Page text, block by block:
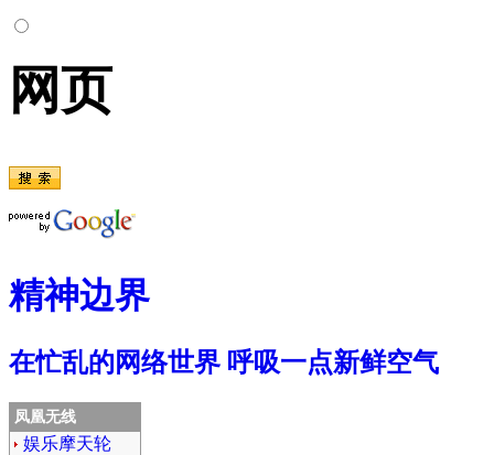
网页
精神边界
在忙乱的网络世界 呼吸一点新鲜空气
凤凰无线
娱乐摩天轮